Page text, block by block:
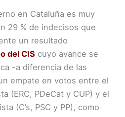
en Cataluña es muy
29 % de indecisos que
un resultado
del CIS cuyo avance se
-a diferencia de las
empate en votos entre el
(ERC, PDeCat y CUP) y el
(C’s, PSC y PP), como